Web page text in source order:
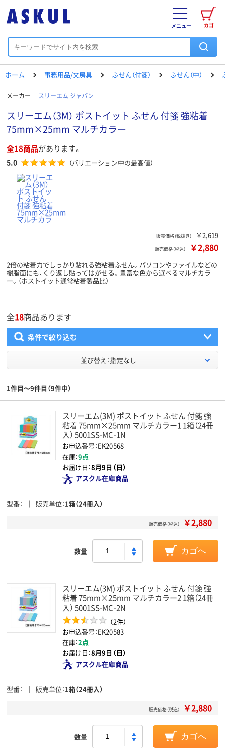
カゴ
メニュー
ホーム 事務用品/文房具 ふせん（付箋） ふせん（中）
メーカー スリーエム ジャパン
スリーエム（3M） ポストイット ふせん 付箋 強粘着
75mm×25mm マルチカラー
全18商品があります。
5.0 （バリエーション中の最高値）
販売価格（税抜き） ￥2,619
販売価格（税込） ￥2,880
2倍の粘着力でしっかり貼れる強粘着ふせん。パソコンやファイルなどの
樹脂面にも、くり返し貼ってはがせる。豊富な色から選べるマルチカラ
ー。（ポストイット通常粘着製品比）
全18商品あります
条件で絞り込む
並び替え：指定なし
1件目～9件目（9件中）
スリーエム(3M) ポストイット ふせん 付箋 強
粘着 75mm×25mm マルチカラー1 1箱（24冊
入） 5001SS-MC-1N
お申込番号：EK20568
在庫：9点
お届け日：8月9日（日）
アスクル在庫商品
型番 販売単位 1箱（24冊入）
販売価格（税込） ￥2,880
数量 カゴへ
スリーエム(3M) ポストイット ふせん 付箋 強
粘着 75mm×25mm マルチカラー2 1箱（24冊
入） 5001SS-MC-2N
（2件）
お申込番号：EK20583
在庫：2点
お届け日：8月9日（日）
アスクル在庫商品
型番 販売単位 1箱（24冊入）
販売価格（税込） ￥2,880
数量 カゴへ